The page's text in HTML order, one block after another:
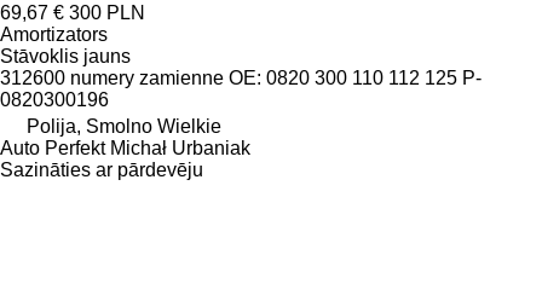
69,67 € 300 PLN
Amortizators
Stāvoklis jauns
312600 numery zamienne OE: 0820 300 110 112 125 P-
0820300196
Polija, Smolno Wielkie
Auto Perfekt Michał Urbaniak
Sazināties ar pārdevēju